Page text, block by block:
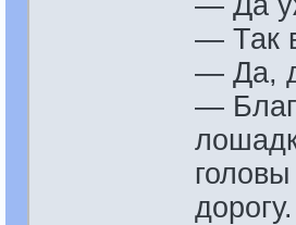
— Так
— Да,
—